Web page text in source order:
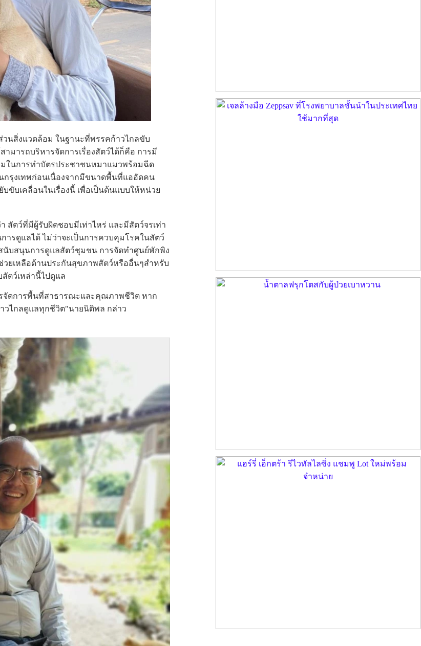
นสิ่งแวดล้อม ในฐานะที่พรรคก้าวไกลขับ
มารถบริหารจัดการเรื่องสัตว์ได้ก็คือ การมี
ในการทำบัตรประชาชนหมาแมวพร้อมฉีด
รุงเทพก่อนเนื่องจากมีขนาดพื้นที่แออัดคน
ขับเคลื่อนในเรื่องนี้ เพื่อเป็นต้นแบบให้หน่วย
สัตว์ที่มีผู้รับผิดชอบมีเท่าไหร่ และมีสัตว์จรเท่า
รดูแลได้ ไม่ว่าจะเป็นการควบคุมโรคในสัตว์
บสนุนการดูแลสัตว์ชุมชน การจัดทำศูนย์พักพิง
ยเหลือด้านประกันสุขภาพสัตว์หรืออื่นๆสำหรับ
สัตว์เหล่านี้ไปดูแล
รจัดการพื้นที่สาธารณะและคุณภาพชีวิต หาก
วไกลดูแลทุกชีวิต"นายนิติพล กล่าว